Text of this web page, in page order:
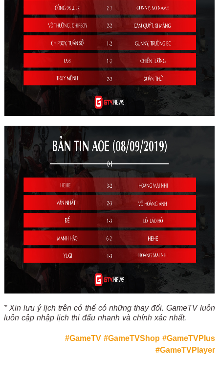
* Xin lưu ý lịch trên có thể có những thay đổi. GameTV luôn
luôn cập nhập lịch thi đấu nhanh và chính xác nhất.
#GameTV #GameTVShop #GameTVPlus
#GameTVPlayer